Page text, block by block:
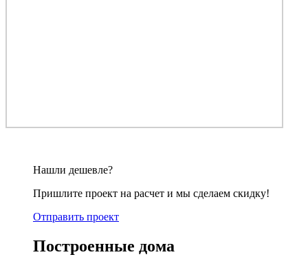
Нашли дешевле?
Пришлите проект на расчет и мы сделаем скидку!
Отправить проект
Построенные дома